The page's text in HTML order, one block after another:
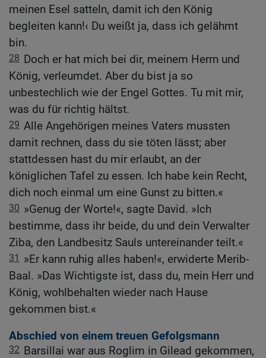
meinen Esel satteln, damit ich den König
begleiten kann!‹ Du weißt ja, dass ich gelähmt
bin.
28 Doch er hat mich bei dir, meinem Herrn und
König, verleumdet. Aber du bist ja so
unbestechlich wie der Engel Gottes. Tu mit mir,
was du für richtig hältst.
29 Alle Angehörigen meines Vaters mussten
damit rechnen, dass du sie töten lässt; aber
stattdessen hast du mir erlaubt, an der
königlichen Tafel zu essen. Ich habe kein Recht,
dich noch einmal um eine Gunst zu bitten.«
30 »Genug der Worte!«, sagte David. »Ich
bestimme, dass ihr beide, du und dein Verwalter
Ziba, den Landbesitz Sauls untereinander teilt.«
31 »Er kann ruhig alles haben!«, erwiderte Merib-
Baal. »Das Wichtigste ist, dass du, mein Herr und
König, wohlbehalten wieder nach Hause
gekommen bist.«
Abschied von einem treuen Gefolgsmann
32 Barsillai war aus Roglim in Gilead gekommen,